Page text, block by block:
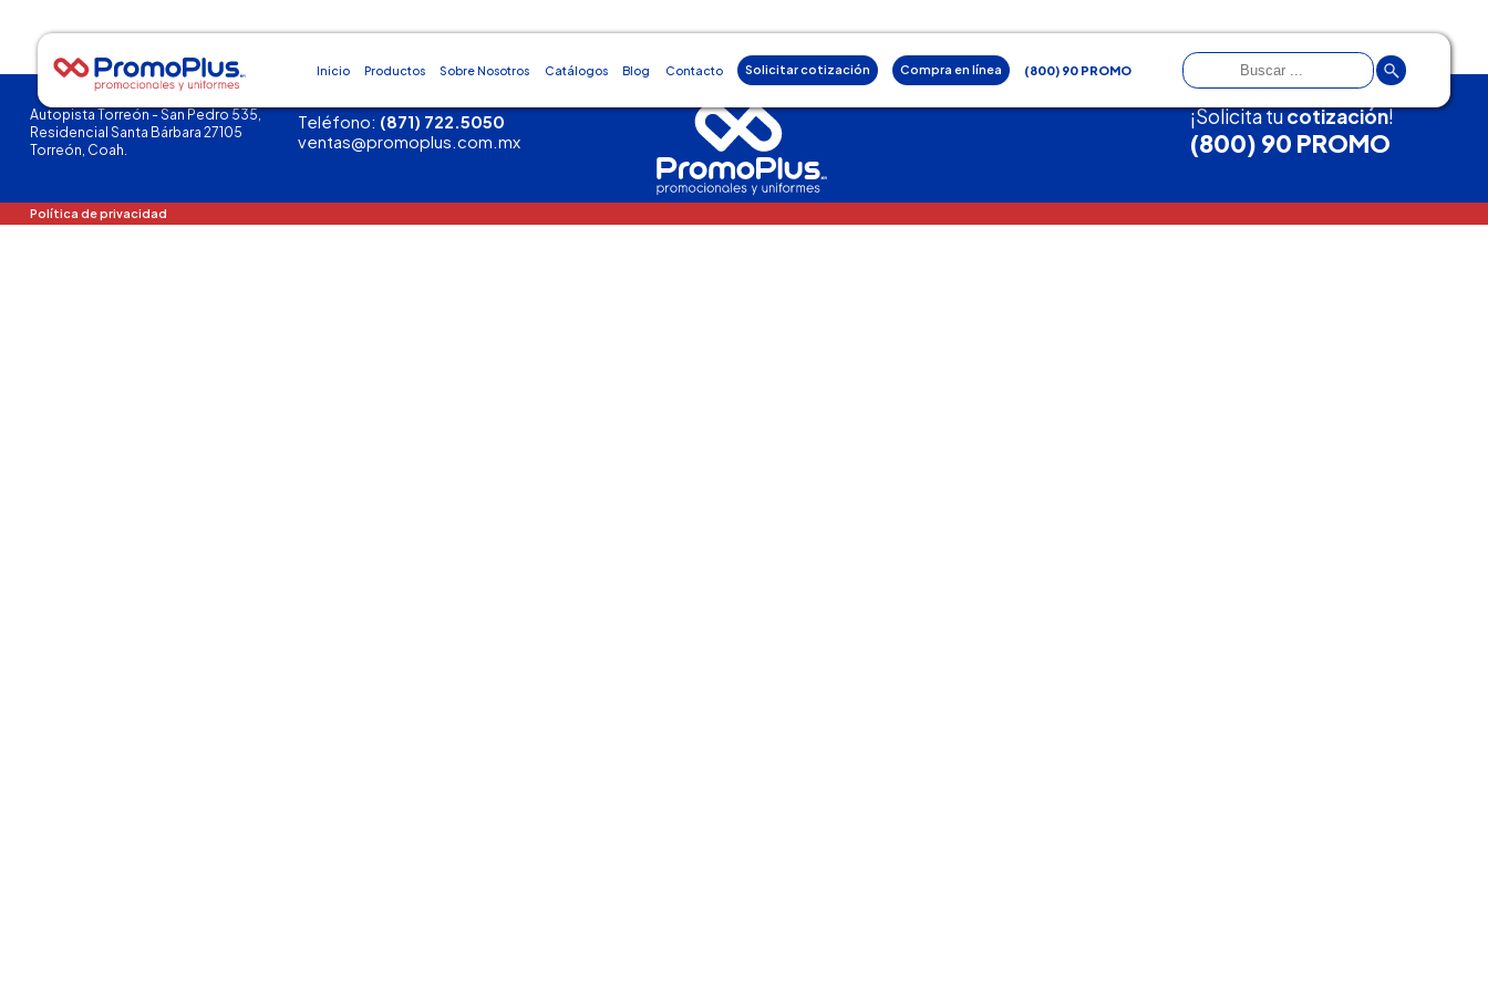
Inicio Productos Sobre Nosotros Catálogos Blog Contacto Solicitar cotización Compra en línea (800) 90 PROMO
Autopista Torreón - San Pedro 535,
Residencial Santa Bárbara 27105
Torreón, Coah.
Teléfono: (871) 722.5050
ventas@promoplus.com.mx
¡Solicita tucotización!
(800) 90 PROMO
Política de privacidad